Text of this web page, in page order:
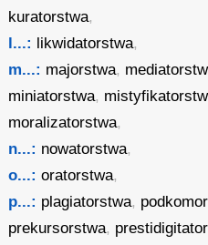
kuratorstwa,
l...: likwidatorstwa,
m...: majorstwa,
miniatorstwa,
moralizatorstwa,
n...: nowatorstwa,
o...: oratorstwa,
p...: plagiatorstwa,
prekursorstwa,